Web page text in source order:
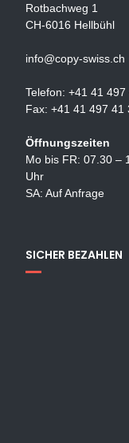
Rotbachweg 1
CH-6016 Hellbühl
info@copy-swiss.ch
Telefon: +41 41 497
Fax: +41 41 497 41
Öffnungszeiten
Mo bis FR: 07.30 –
Uhr
SA: Auf Anfrage
SICHER BEZAHLEN